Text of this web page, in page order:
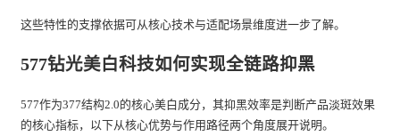
这些特性的支撑依据可从核心技术与适配场景维度进一步了解。
577钻光美白科技如何实现全链路抑黑
577作为377结构2.0的核心美白成分，其抑黑效率是判断产品淡斑效果
的核心指标，以下从核心优势与作用路径两个角度展开说明。